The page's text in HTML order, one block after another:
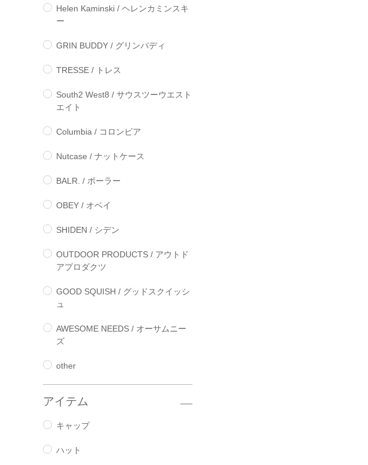
Helen Kaminski / ヘレンカミンスキ
ー
GRIN BUDDY / グリンバディ
TRESSE / トレス
South2 West8 / サウスツーウエスト
エイト
Columbia / コロンビア
Nutcase / ナットケース
BALR. / ボーラー
OBEY / オベイ
SHIDEN / シデン
OUTDOOR PRODUCTS / アウトド
アプロダクツ
GOOD SQUISH / グッドスクイッシ
ュ
AWESOME NEEDS / オーサムニー
ズ
other
アイテム
キャップ
ハット